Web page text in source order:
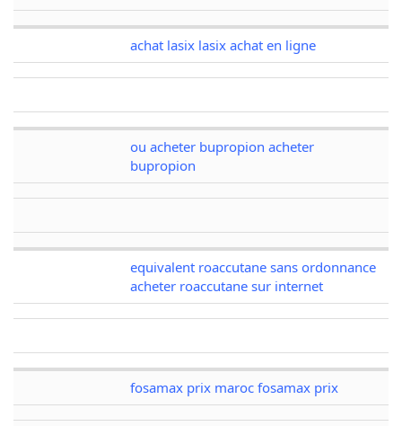
achat lasix lasix achat en ligne
ou acheter bupropion acheter
bupropion
equivalent roaccutane sans ordonnance
acheter roaccutane sur internet
fosamax prix maroc fosamax prix